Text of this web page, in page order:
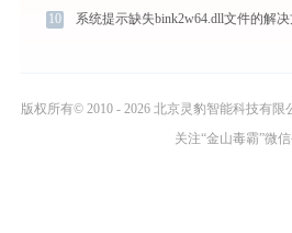
10 系统提示缺失bink2w64.dll文件的解
版权所有© 2010 - 2026 北京灵豹智能科技有限
关注“金山毒霸”微